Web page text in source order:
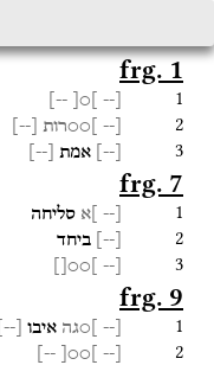
frg. 1
1
[--
]○[
--]
2
[-- ]○○רות --
3
-- אמת --
frg. 7
1
[-- ]א סליחה
2
-- ביחד
3
[--
]○○[]
frg. 9
1
[-- ]○גה איבו --
2
[--
]○○[
--]